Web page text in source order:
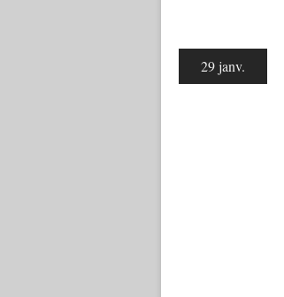
29 janv.